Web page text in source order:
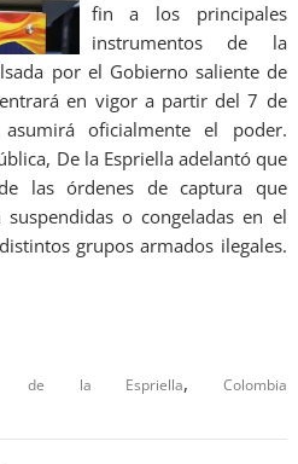
fin a los principales
instrumentos de la
por el Gobierno saliente de
en vigor a partir del 7 de
oficialmente el poder.
De la Espriella adelantó que
las órdenes de captura que
o congeladas en el
grupos armados ilegales.
de la Espriella,
Colombia